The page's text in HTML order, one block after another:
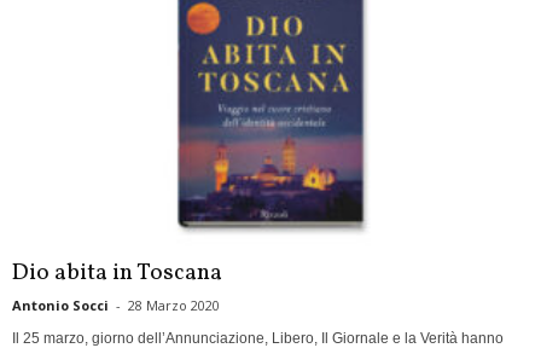
Dio abita in Toscana
Antonio Socci - 28 Marzo 2020
Il 25 marzo, giorno dell’Annunciazione, Libero, Il Giornale e la Verità hanno